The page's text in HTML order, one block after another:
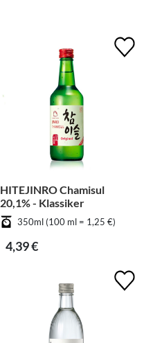
HITEJINRO Chamisul
20,1% - Klassiker
350ml (100 ml = 1,25 €)
4,39 €